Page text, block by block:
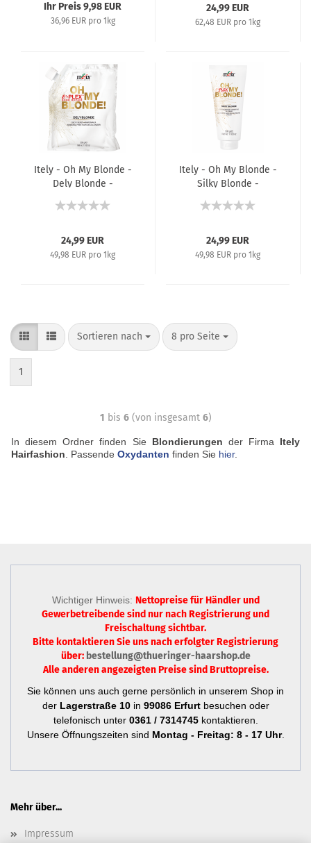
Entwickler - 3x 30 g +
1x 180 ml
Ihr Preis 9,98 EUR
36,96 EUR pro 1kg
24,99 EUR
62,48 EUR pro 1kg
Itely - Oh My Blonde -
Dely Blonde -
weißes Blondierpulver
24,99 EUR
49,98 EUR pro 1kg
Itely - Oh My Blonde -
Silky Blonde -
24,99 EUR
49,98 EUR pro 1kg
Sortieren nach 8 pro Seite
1
1 bis 6(von insgesamt 6)
In diesem Ordner finden Sie Blondierungen der Firma Itely
Hairfashion . PassendeOxydanten finden Sie hier.
Wichtiger Hinweis: Nettopreise für Händler und
Gewerbetreibende sind nurnach Registrierungund
Freischaltung sichtbar.
Bitte kontaktieren Sie uns nach erfolgter Registrierung
über: bestellung@thueringer-haarshop.de
Alle anderen angezeigten Preise sind Bruttopreise.
Sie können uns auch gerne persönlich in unserem Shop in
der Lagerstraße 10in 99086 Erfurtbesuchen oder
telefonisch unter 0361 / 7314745kontaktieren.
Unsere Öffnungszeiten sind Montag - Freitag: 8 - 17 Uhr.
Mehr über...
Impressum